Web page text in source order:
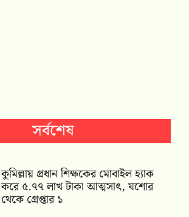
সর্বশেষ
কুমিল্লায় প্রধান শিক্ষকের মোবাইল হ্যাক
করে ৫.৭৭ লাখ টাকা আত্মসাৎ, যশোর
থেকে গ্রেপ্তার ১